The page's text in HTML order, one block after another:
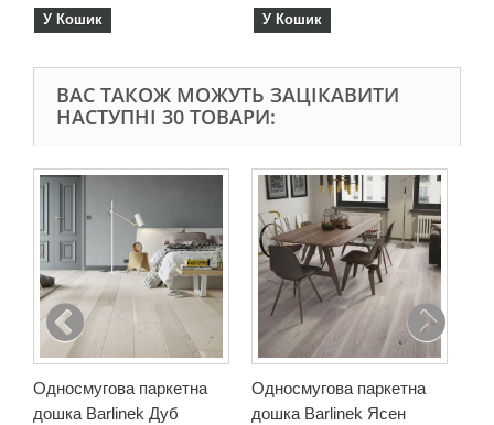
У Кошик
У Кошик
ВАС ТАКОЖ МОЖУТЬ ЗАЦІКАВИТИ
НАСТУПНІ 30 ТОВАРИ:
Односмугова паркетна
дошка Barlinek Дуб
Односмугова паркетна
дошка Barlinek Ясен